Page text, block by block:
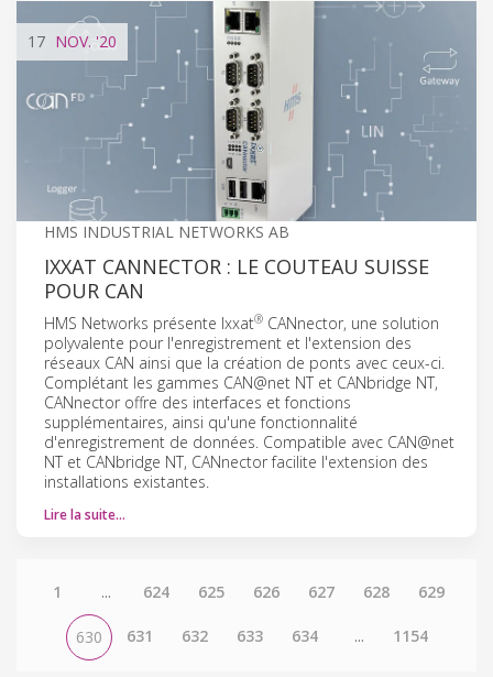
17 NOV. '20
HMS INDUSTRIAL NETWORKS AB
IXXAT CANNECTOR : LE COUTEAU SUISSE
POUR CAN
HMS Networks présente Ixxat® CANnector, une solution
polyvalente pour l'enregistrement et l'extension des
réseaux CAN ainsi que la création de ponts avec ceux-ci.
Complétant les gammes CAN@net NT et CANbridge NT,
CANnector offre des interfaces et fonctions
supplémentaires, ainsi qu'une fonctionnalité
d'enregistrement de données. Compatible avec CAN@net
NT et CANbridge NT, CANnector facilite l'extension des
installations existantes.
Lire la suite…
1 ... 624 625 626 627 628 629
630 631 632 633 634 ... 1154